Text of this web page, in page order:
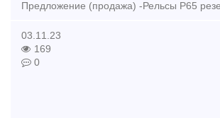
03.11.23
169
0